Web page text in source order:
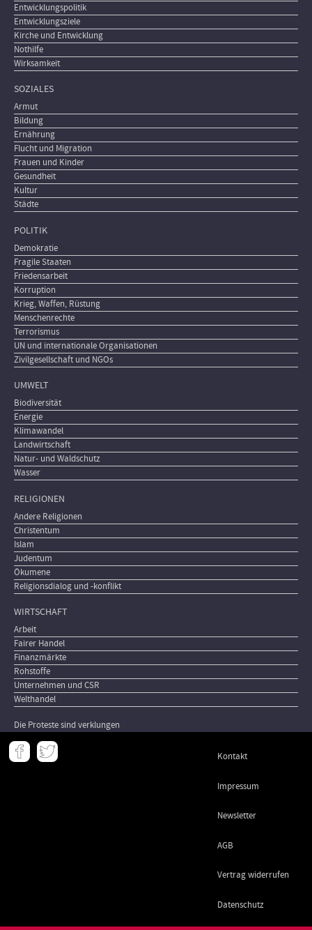
Entwicklungspolitik
Entwicklungsziele
Kirche und Entwicklung
Nothilfe
Wirksamkeit
SOZIALES
Armut
Bildung
Ernährung
Flucht und Migration
Frauen und Kinder
Gesundheit
Kultur
Städte
POLITIK
Demokratie
Fragile Staaten
Friedensarbeit
Korruption
Krieg, Waffen, Rüstung
Menschenrechte
Terrorismus
UN und internationale Organisationen
Zivilgesellschaft und NGOs
UMWELT
Biodiversität
Energie
Klimawandel
Landwirtschaft
Natur- und Waldschutz
Wasser
RELIGIONEN
Andere Religionen
Christentum
Islam
Judentum
Ökumene
Religionsdialog und -konflikt
WIRTSCHAFT
Arbeit
Fairer Handel
Finanzmärkte
Rohstoffe
Unternehmen und CSR
Welthandel
Die Proteste sind verklungen
Meta
- Kontakt
Impressum
Newsletter
AGB
Vertrag widerrufen
Datenschutz